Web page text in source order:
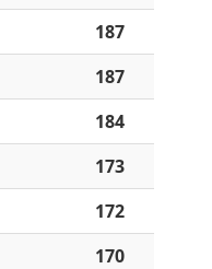
187
187
184
173
172
170